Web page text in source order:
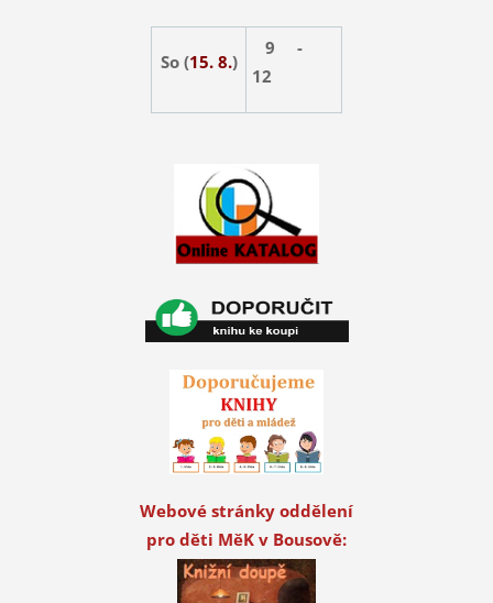
So (15. 8.)
9 -
12
Webové stránky oddělení
pro děti MěK v Bousově: